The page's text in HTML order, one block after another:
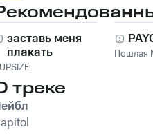
заставь меня
плакать
Пошлая
треке